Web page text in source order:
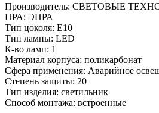
Производитель: СВЕТОВЫЕ
ПРА: ЭПРА
Тип цоколя: E10
Тип лампы: LED
К-во ламп: 1
Материал корпуса: поликарбонат
Сфера применения: Аварийное
Степень защиты: 20
Тип изделия: светильник
Способ монтажа: встроенные